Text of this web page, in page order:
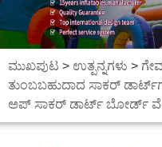
ಮುಖಪುಟ > ಉತ್ಪನ್ನಗಳು >
ತುಂಬಬಹುದಾದ ಸಾಕರ್
ಅಪ್ ಸಾಕರ್ ಡಾರ್ಟ್ ಬೋರ್ಡ್